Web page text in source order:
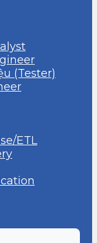
(Tester)
ETL